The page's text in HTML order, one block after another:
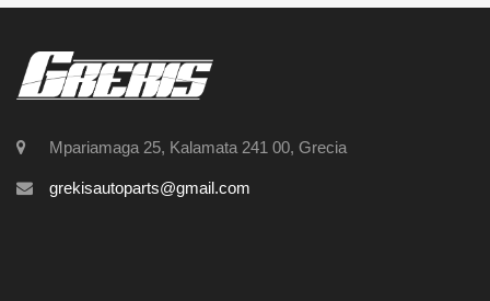
Mpariamaga 25, Kalamata 241 00, Grecia
grekisautoparts@gmail.com